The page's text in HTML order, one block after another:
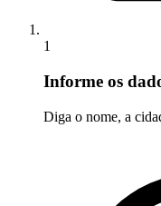
1
Informe os
Diga o nome, a